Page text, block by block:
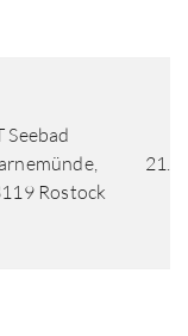
Seebad
Rostock